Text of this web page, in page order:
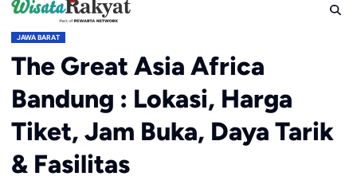
JAWA BARAT
The Great Asia Africa
Bandung : Lokasi, Harga
Tiket, Jam Buka, Daya Tarik
& Fasilitas